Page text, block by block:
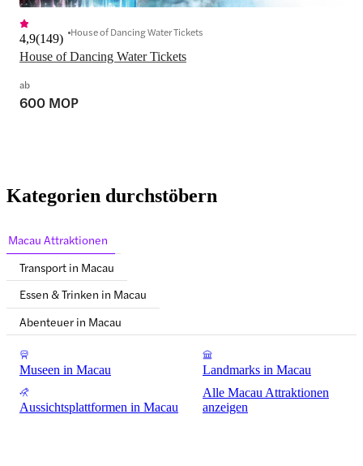
House of Dancing Water Tickets
4,9(149) House of Dancing Water Tickets
ab
600 MOP
Kategorien durchstöbern
Macau Attraktionen
Transport in Macau
Essen & Trinken in Macau
Abenteuer in Macau
Museen in Macau Landmarks in Macau
Aussichtsplattformen in Macau
Alle Macau Attraktionen
anzeigen